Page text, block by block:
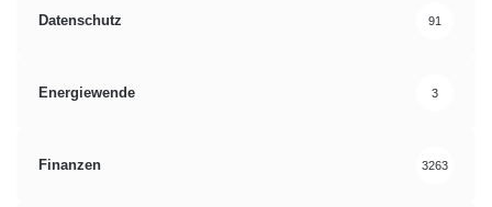
Datenschutz 91
Energiewende 3
Finanzen 3263